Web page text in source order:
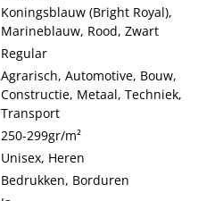
Koningsblauw (Bright Royal),
Marineblauw, Rood, Zwart
Regular
Agrarisch, Automotive, Bouw,
Constructie, Metaal, Techniek,
Transport
250-299gr/m²
Unisex, Heren
Bedrukken, Borduren